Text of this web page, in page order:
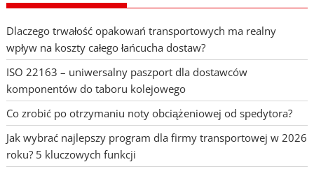
Dlaczego trwałość opakowań transportowych ma realny
wpływ na koszty całego łańcucha dostaw?
ISO 22163 – uniwersalny paszport dla dostawców
komponentów do taboru kolejowego
Co zrobić po otrzymaniu noty obciążeniowej od spedytora?
Jak wybrać najlepszy program dla firmy transportowej w 2026
roku? 5 kluczowych funkcji